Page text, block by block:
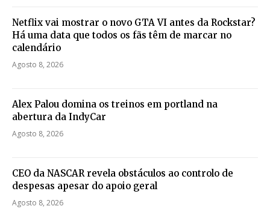
Netflix vai mostrar o novo GTA VI antes da Rockstar?
Há uma data que todos os fãs têm de marcar no
calendário
Agosto 8, 2026
Alex Palou domina os treinos em portland na
abertura da IndyCar
Agosto 8, 2026
CEO da NASCAR revela obstáculos ao controlo de
despesas apesar do apoio geral
Agosto 8, 2026